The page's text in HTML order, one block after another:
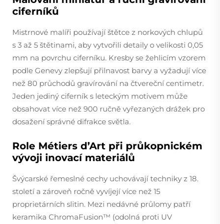
ciferníků
Mistrnové malíři používají štětce z norkových chlupů
s 3 až 5 štětinami, aby vytvořili detaily o velikosti 0,05
mm na povrchu ciferníku. Kresby se žehlicím vzorem
podle Genevy zlepšují přilnavost barvy a vyžadují více
než 80 průchodů gravírování na čtvereční centimetr.
Jeden jediný ciferník s leteckým motivem může
obsahovat více než 900 ručně vyřezaných drážek pro
dosažení správné difrakce světla.
Role Métiers d’Art při průkopnickém
vývoji inovací materiálů
Švýcarské řemeslné cechy uchovávají techniky z 18.
století a zároveň ročně vyvíjejí více než 15
proprietárních slitin. Mezi nedávné průlomy patří
keramika ChromaFusion™ (odolná proti UV